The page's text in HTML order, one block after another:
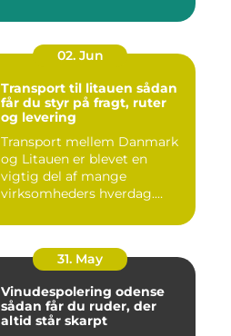
02. Jun
Transport til litauen sådan
får du styr på fragt, ruter
og levering
Transport mellem Danmark
og Litauen er blevet en
vigtig del af mange
virksomheders hverdag.
31. May
Vinudespolering odense
sådan får du ruder, der
altid står skarpt